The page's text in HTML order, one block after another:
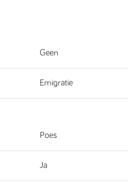
Geen
Emigratie
Poes
Ja